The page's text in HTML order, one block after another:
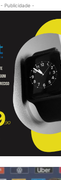
- Publicidade -